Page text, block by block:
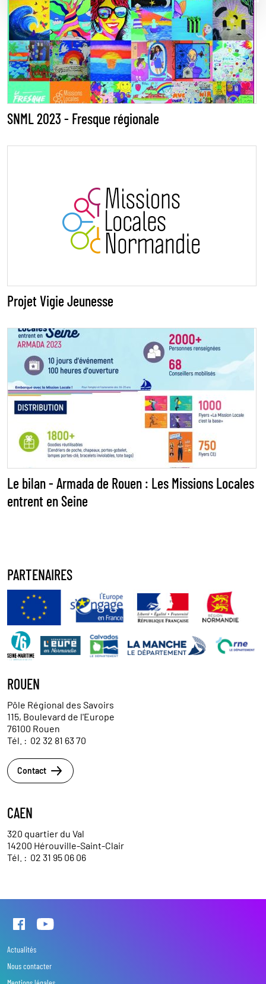
SNML 2023 - Fresque régionale
Projet Vigie Jeunesse
Le bilan - Armada de Rouen : Les Missions Locales
entrent en Seine
PARTENAIRES
ROUEN
Pôle Régional des Savoirs
115, Boulevard de l'Europe
76100 Rouen
Tél. : 02 32 81 63 70
Contact
CAEN
320 quartier du Val
14200 Hérouville-Saint-Clair
Tél. : 02 31 95 06 06
Actualités
Nous contacter